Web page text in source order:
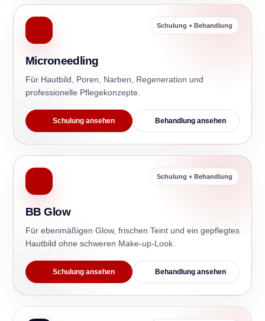
Schulung + Behandlung
Microneedling
Für Hautbild, Poren, Narben, Regeneration und
professionelle Pflegekonzepte.
Schulung ansehen Behandlung ansehen
Schulung + Behandlung
BB Glow
Für ebenmäßigen Glow, frischen Teint und ein gepflegtes
Hautbild ohne schweren Make-up-Look.
Schulung ansehen Behandlung ansehen